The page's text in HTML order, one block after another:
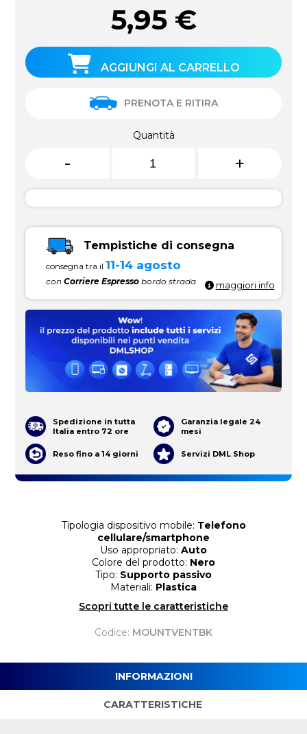
Tipologia dispositivo mobile: Telefono
cellulare/smartphone
Uso appropriato: Auto
Colore del prodotto: Nero
Tipo: Supporto passivo
Materiali: Plastica
Scopri tutte le caratteristiche
Codice: MOUNTVENTBK
5,95 €
AGGIUNGI AL CARRELLO
PRENOTA E RITIRA
Quantità
- +
Tempistiche di consegna
consegna tra il 11-14 agosto
conCorriere Espresso bordo strada maggiori info
Spedizione in tutta
Italia entro 72 ore
Garanzia legale 24
mesi
Reso fino a 14 giorni Servizi DML Shop
INFORMAZIONI
CARATTERISTICHE